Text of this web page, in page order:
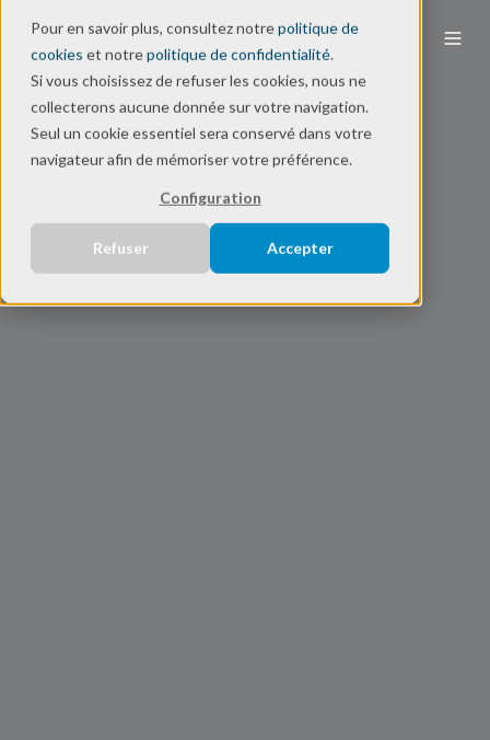
Pour en savoir plus, consultez notrepolitique de
cookies et notrepolitique de confidentialité.
Si vous choisissez de refuser les cookies, nous ne
collecterons aucune donnée sur votre navigation.
Seul un cookie essentiel sera conservé dans votre
navigateur afin de mémoriser votre préférence.
Configuration
Refuser Accepter
FR